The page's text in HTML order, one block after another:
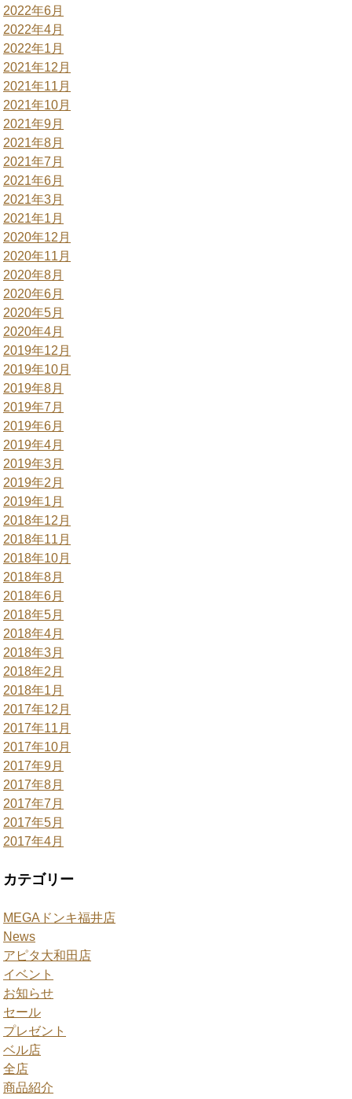
2022年6月
2022年4月
2022年1月
2021年12月
2021年11月
2021年10月
2021年9月
2021年8月
2021年7月
2021年6月
2021年3月
2021年1月
2020年12月
2020年11月
2020年8月
2020年6月
2020年5月
2020年4月
2019年12月
2019年10月
2019年8月
2019年7月
2019年6月
2019年4月
2019年3月
2019年2月
2019年1月
2018年12月
2018年11月
2018年10月
2018年8月
2018年6月
2018年5月
2018年4月
2018年3月
2018年2月
2018年1月
2017年12月
2017年11月
2017年10月
2017年9月
2017年8月
2017年7月
2017年5月
2017年4月
カテゴリー
MEGAドンキ福井店
News
アピタ大和田店
イベント
お知らせ
セール
プレゼント
ベル店
全店
商品紹介